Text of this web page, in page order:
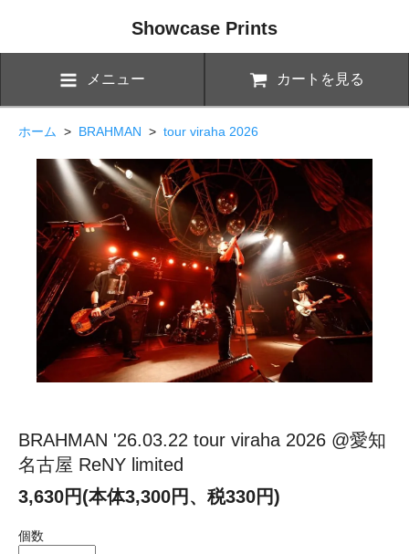
Showcase Prints
メニュー カートを見る
ホーム > BRAHMAN > tour viraha 2026
BRAHMAN '26.03.22 tour viraha 2026 @愛知
名古屋 ReNY limited
3,630円(本体3,300円、税330円)
個数